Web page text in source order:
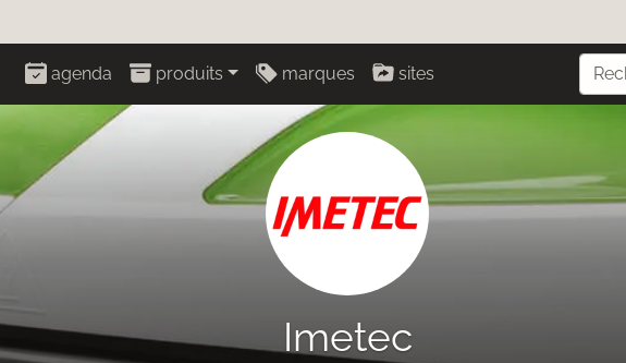
agenda produits marques sites
Imetec